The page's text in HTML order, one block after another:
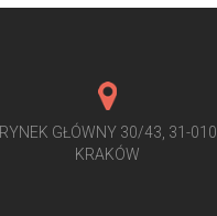
RYNEK GŁÓWNY 30/43, 31-010
KRAKÓW